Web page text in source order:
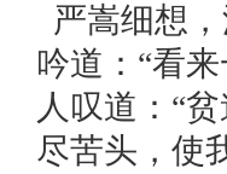
严嵩细想
吟道：“看
人叹道：“
尽苦头，使